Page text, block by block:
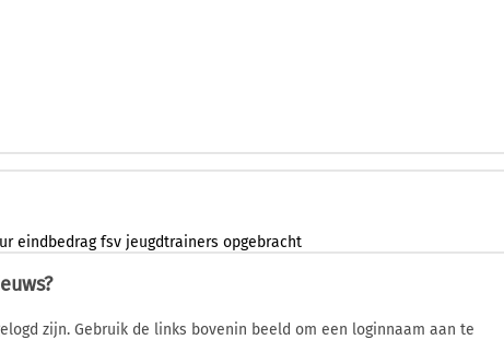
eindbedrag fsv jeugdtrainers opgebracht
zijn. Gebruik de links bovenin beeld om een loginnaam aan te